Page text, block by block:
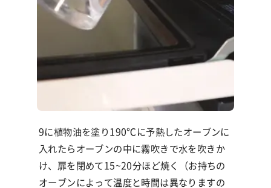
9に植物油を塗り190℃に予熱したオーブンに
入れたらオーブンの中に霧吹きで水を吹きか
け、扉を閉めて15~20分ほど焼く（お持ちの
オーブンによって温度と時間は異なりますの